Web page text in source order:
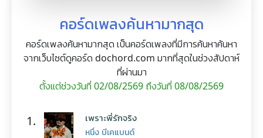
คอร์ดเพลงค้นหามากสุด
คอร์ดเพลงค้นหามากสุด เป็นคอร์ดเพลงที่มีการค้นหาค้นหา
จากเว็บไซต์ดูคอร์ด dochord.com มากที่สุดในช่วงสัปดาห์
ที่ผ่านมา
ตั้งแต่ช่วงวันที่ 02/08/2569 ถึงวันที่ 08/08/2569
1. เพราะพี่รักจริง
หนึ่ง บีเคแบนด์